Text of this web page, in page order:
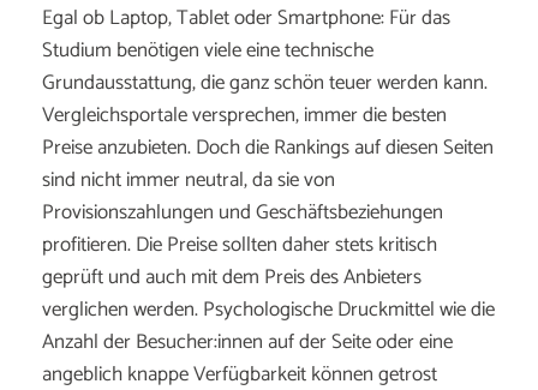
Egal ob Laptop, Tablet oder Smartphone: Für das
Studium benötigen viele eine technische
Grundausstattung, die ganz schön teuer werden kann.
Vergleichsportale versprechen, immer die besten
Preise anzubieten. Doch die Rankings auf diesen Seiten
sind nicht immer neutral, da sie von
Provisionszahlungen und Geschäftsbeziehungen
profitieren. Die Preise sollten daher stets kritisch
geprüft und auch mit dem Preis des Anbieters
verglichen werden. Psychologische Druckmittel wie die
Anzahl der Besucher:innen auf der Seite oder eine
angeblich knappe Verfügbarkeit können getrost